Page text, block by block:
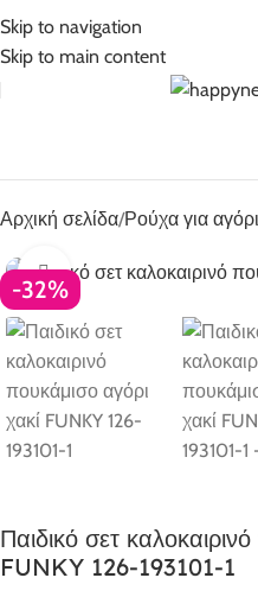
Skip to navigation
Skip to main content
Αρχική σελίδα Ρούχα για αγόρι
-32%
Click to enlarge
Παιδικό σετ
FUNKY 126-193101-1
5% Επιπλέον έκπτωση για